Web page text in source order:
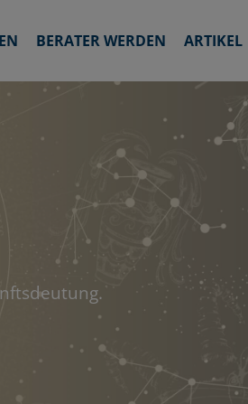
BERATER WERDEN ARTIKEL